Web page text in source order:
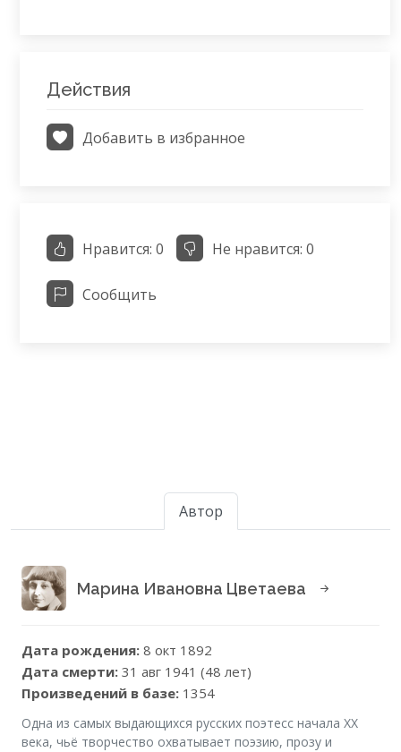
Действия
Добавить в избранное
Нравится: 0 Не нравится: 0
Сообщить
Автор
Марина Ивановна Цветаева
Дата рождения: 8 окт 1892
Дата смерти: 31 авг 1941 (48 лет)
Произведений в базе: 1354
Одна из самых выдающихся русских поэтесс начала XX
века, чьё творчество охватывает поэзию, прозу и